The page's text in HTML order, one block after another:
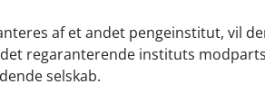
af et andet pengeinstitut, vil
regaranterende instituts
selskab.